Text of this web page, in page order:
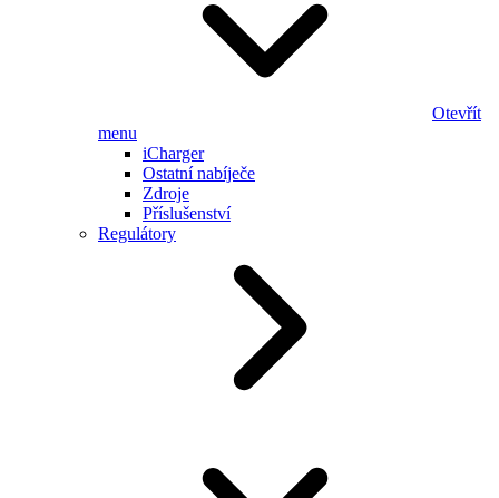
Otevřít
menu
iCharger
Ostatní nabíječe
Zdroje
Příslušenství
Regulátory